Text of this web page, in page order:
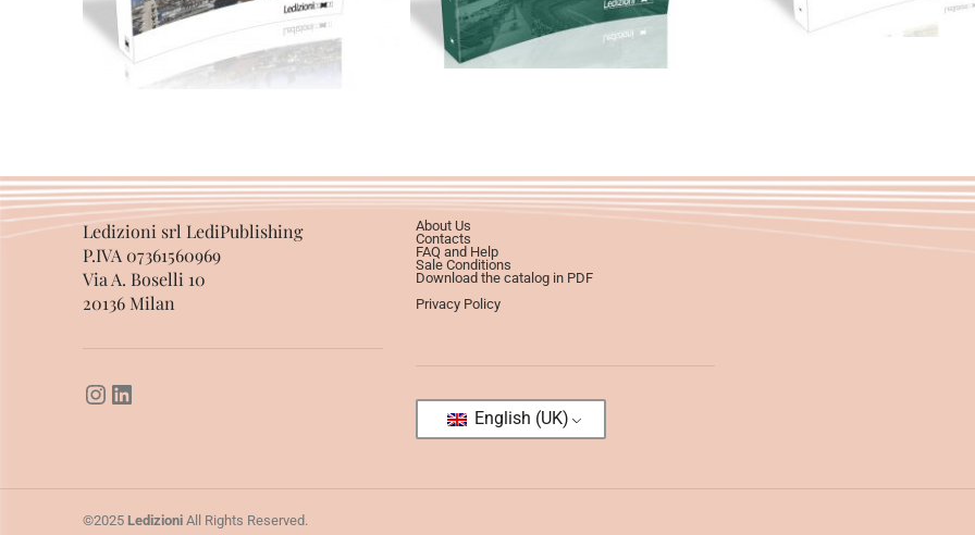
Ledizioni srl LediPublishing
P.IVA 07361560969
Via A. Boselli 10
20136 Milan
About Us
Contacts
FAQ and Help
Sale Conditions
Download the catalog in PDF
Privacy Policy
English (UK)
©2025 Ledizioni All Rights Reserved.